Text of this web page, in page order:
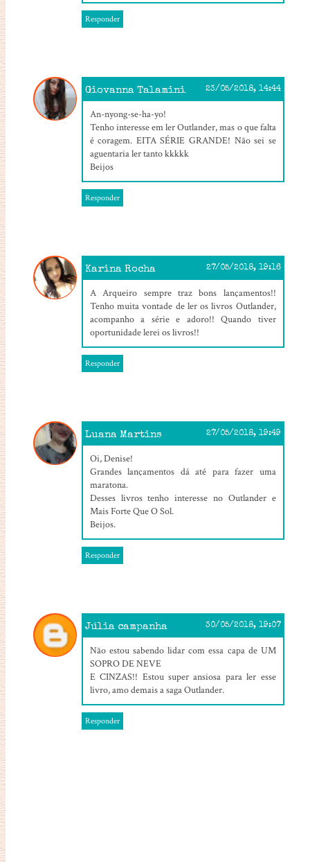
Responder
Giovanna Talamini 23/05/2018, 14:44
An-nyong-se-ha-yo!
Tenho interesse em ler Outlander, mas o que falta
é coragem. EITA SÉRIE GRANDE! Não sei se
aguentaria ler tanto kkkkk
Beijos
Responder
Karina Rocha 27/05/2018, 19:16
A Arqueiro sempre traz bons lançamentos!!
Tenho muita vontade de ler os livros Outlander,
acompanho a série e adoro!! Quando tiver
oportunidade lerei os livros!!
Responder
Luana Martins 27/05/2018, 19:49
Oi, Denise!
Grandes lançamentos dá até para fazer uma
maratona.
Desses livros tenho interesse no Outlander e
Mais Forte Que O Sol.
Beijos.
Responder
Júlia campanha 30/05/2018, 19:07
Não estou sabendo lidar com essa capa de UM
SOPRO DE NEVE
E CINZAS!! Estou super ansiosa para ler esse
livro, amo demais a saga Outlander.
Responder